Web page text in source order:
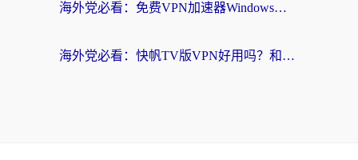
海外党必看：免费VPN加速器Windows版怎么选？附真实测评与无缝访问国内资源指南
海外党必看：快帆TV版VPN好用吗？和hi龟龟VPN对比哪个回国效果更好？附免费加速器选择指南